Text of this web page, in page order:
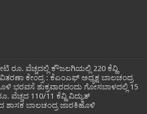
ರೂ. ವೆಚ್ಚದಲ್ಲಿ ಕೌಜಲಗಿಯಲ್ಲಿ 220 ಕೆವ್ಹಿ
ಕೇಂದ್ರ : ಕೆಎಂಎಫ್ ಅಧ್ಯಕ್ಷ ಬಾಲಚಂದ್ರ
ಭರವಸೆ ಶುಕ್ರವಾರದಂದು ಗೋಸಬಾಳದಲ್ಲಿ 15
ವೆಚ್ಚದ 110/11 ಕೆವ್ಹಿ ವಿದ್ಯುತ್
ಶಾಸಕ ಬಾಲಚಂದ್ರ ಜಾರಕಿಹೊಳಿ